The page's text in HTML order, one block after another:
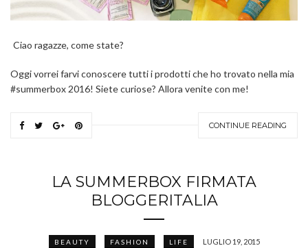
Ciao ragazze, come state?
Oggi vorrei farvi conoscere tutti i prodotti che ho trovato nella mia
#summerbox 2016! Siete curiose? Allora venite con me!
CONTINUE READING
LA SUMMERBOX FIRMATA
BLOGGERITALIA
BEAUTY FASHION LIFE LUGLIO 19, 2015